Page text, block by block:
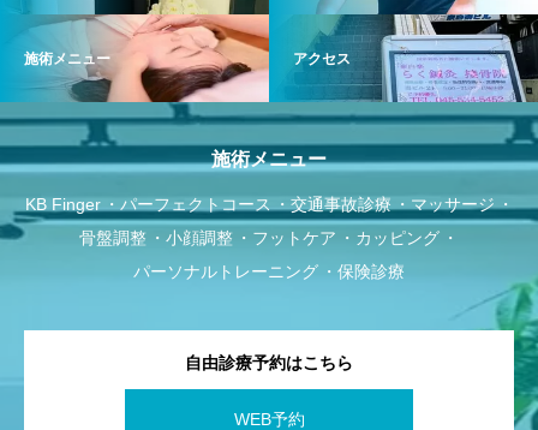
施術メニュー アクセス
施術メニュー
KB Finger パーフェクトコース 交通事故診療
マッサージ
骨盤調整
小顔調整 フットケア
カッピング
パーソナルトレーニング
保険診療
自由診療予約はこちら
WEB予約